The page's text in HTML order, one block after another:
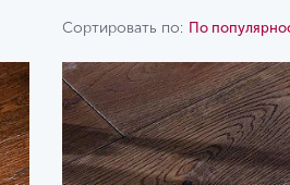
Сортировать по: По